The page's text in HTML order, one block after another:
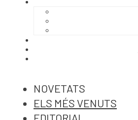
NOVETATS
ELS MÉS VENUTS